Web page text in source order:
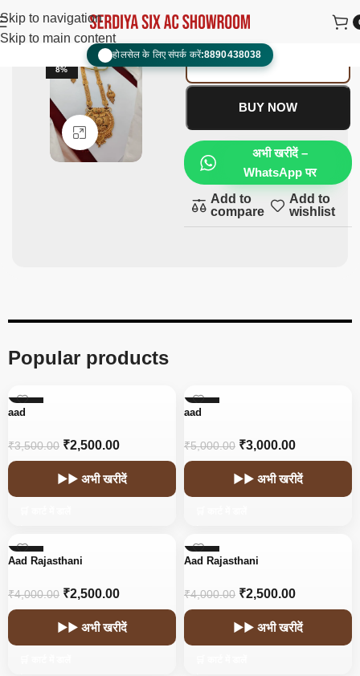
Skip to navigation
Skip to main content
📞 होलसेल के लिए संपर्क करें:8890438038
8%
Click to enlarge
Ranihaar/Ramnav
ADD TO CART
BUY NOW
अभी खरीदें –
WhatsApp पर
Add to
compare
Add to
wishlist
Popular products
-29%
aad
₹3,500.00 ₹2,500.00
▶▶ अभी खरीदें
-40%
aad
₹5,000.00 ₹3,000.00
▶▶ अभी खरीदें
-38%
Aad Rajasthani
₹4,000.00 ₹2,500.00
▶▶ अभी खरीदें
-38%
Aad Rajasthani
₹4,000.00 ₹2,500.00
▶▶ अभी खरीदें